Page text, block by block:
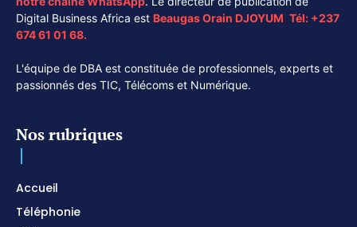
Digital Business Africa est Beaugas Orain DJOYUM. Tél: +237
674 61 01 68.
L'équipe de DBA est constituée de professionnels, experts et
passionnés des TIC, Télécoms et Numérique.
Nos rubriques
Accueil
Téléphonie